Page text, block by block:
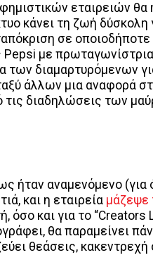
εταιρειών
κάνει τη ζωή δύσκολη
σε
Pepsi με
των διαμαρτυρόμενων
άλλων μια αναφορά
τις διαδηλώσεις των
ήταν αναμενόμενο
και η εταιρεία μάζεψε
όσο και για το “Creators
θα παραμείνει
θεάσεις,